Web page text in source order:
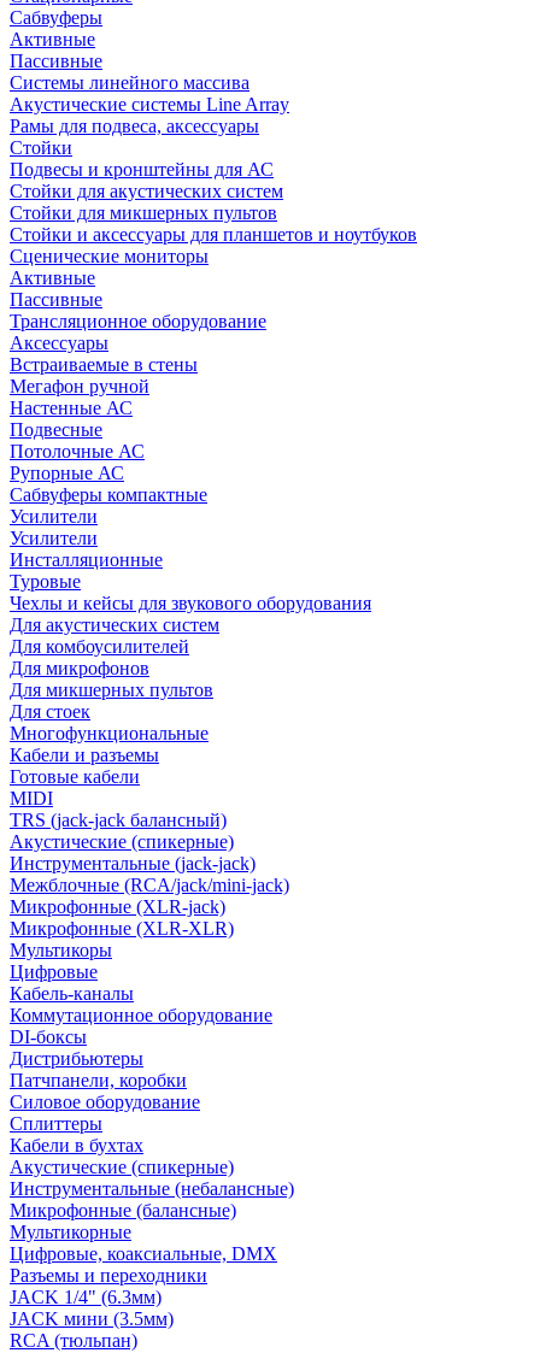
Сабвуферы
Активные
Пассивные
Системы линейного массива
Акустические системы Line Array
Рамы для подвеса, аксессуары
Стойки
Подвесы и кронштейны для АС
Стойки для акустических систем
Стойки для микшерных пультов
Стойки и аксессуары для планшетов и ноутбуков
Сценические мониторы
Активные
Пассивные
Трансляционное оборудование
Аксессуары
Встраиваемые в стены
Мегафон ручной
Настенные АС
Подвесные
Потолочные АС
Рупорные АС
Сабвуферы компактные
Усилители
Усилители
Инсталляционные
Туровые
Чехлы и кейсы для звукового оборудования
Для акустических систем
Для комбоусилителей
Для микрофонов
Для микшерных пультов
Для стоек
Многофункциональные
Кабели и разъемы
Готовые кабели
MIDI
TRS (jack-jack балансный)
Акустические (спикерные)
Инструментальные (jack-jack)
Межблочные (RCA/jack/mini-jack)
Микрофонные (XLR-jack)
Микрофонные (XLR-XLR)
Мультикоры
Цифровые
Кабель-каналы
Коммутационное оборудование
DI-боксы
Дистрибьютеры
Патчпанели, коробки
Силовое оборудование
Сплиттеры
Кабели в бухтах
Акустические (спикерные)
Инструментальные (небалансные)
Микрофонные (балансные)
Мультикорные
Цифровые, коаксиальные, DMX
Разъемы и переходники
JACK 1/4" (6.3мм)
JACK мини (3.5мм)
RCA (тюльпан)